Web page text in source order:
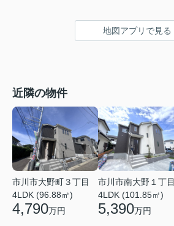
地図アプリで見る
近隣の物件
市川市大野町３丁目
4LDK (96.88㎡)
4,790万円
市川市南大野１丁目
4LDK (101.85㎡)
5,390万円